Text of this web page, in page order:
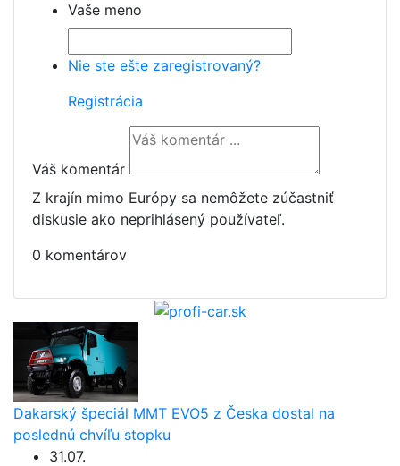
Vaše meno
Nie ste ešte zaregistrovaný?
Registrácia
Váš komentár
Z krajín mimo Európy sa nemôžete zúčastniť
diskusie ako neprihlásený používateľ.
0 komentárov
Dakarský špeciál MMT EVO5 z Česka dostal na
poslednú chvíľu stopku
31.07.